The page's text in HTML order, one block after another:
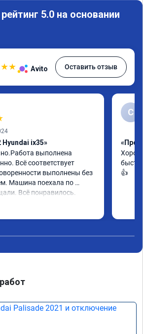
5.0 на основании
★★ Avito Оставить отзыв
ix35»
выполнена
Всё соответствует
выполнены без
Машина поехала по
Всё понравилось.
компанию.
С
👍